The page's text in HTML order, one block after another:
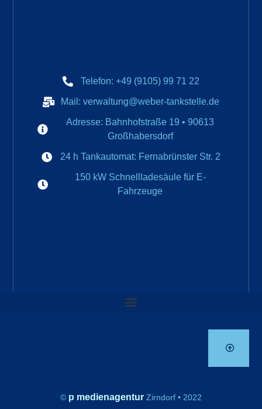
Telefon: +49 (9105) 99 71 22
Mail: verwaltung@weber-tankstelle.de
Adresse: Bahnhofstraße 19 • 90613
Großhabersdorf
24 h Tankautomat: Fernabrünster Str. 2
150 kW Schnellladesäule für E-
Fahrzeuge
© p medienagentur Zirndorf • 2022